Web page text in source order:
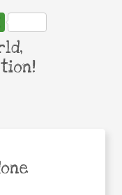
Share